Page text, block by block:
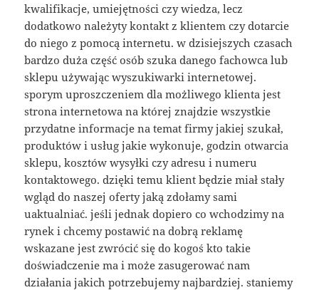
kwalifikacje, umiejętności czy wiedza, lecz
dodatkowo należyty kontakt z klientem czy dotarcie
do niego z pomocą internetu. w dzisiejszych czasach
bardzo duża część osób szuka danego fachowca lub
sklepu używając wyszukiwarki internetowej.
sporym uproszczeniem dla możliwego klienta jest
strona internetowa na której znajdzie wszystkie
przydatne informacje na temat firmy jakiej szukał,
produktów i usług jakie wykonuje, godzin otwarcia
sklepu, kosztów wysyłki czy adresu i numeru
kontaktowego. dzięki temu klient będzie miał stały
wgląd do naszej oferty jaką zdołamy sami
uaktualniać. jeśli jednak dopiero co wchodzimy na
rynek i chcemy postawić na dobrą reklamę
wskazane jest zwrócić się do kogoś kto takie
doświadczenie ma i może zasugerować nam
działania jakich potrzebujemy najbardziej. staniemy